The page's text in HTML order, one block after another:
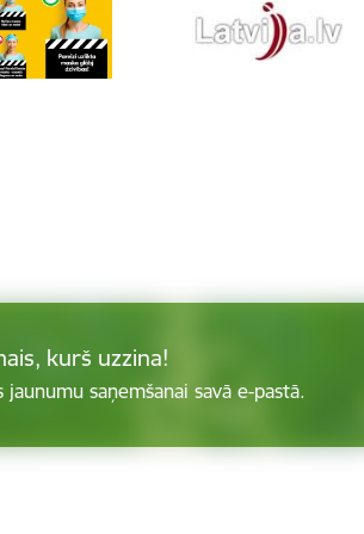
kurš uzzina!
jaunumu saņemšanai savā e-pastā.